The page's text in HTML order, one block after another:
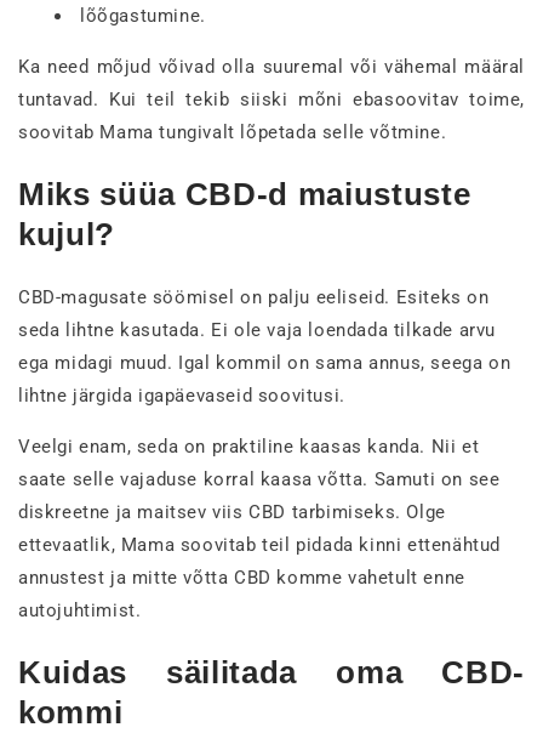
lõõgastumine.
Ka need mõjud võivad olla suuremal või vähemal määral
tuntavad. Kui teil tekib siiski mõni ebasoovitav toime,
soovitab Mama tungivalt lõpetada selle võtmine.
Miks süüa CBD-d maiustuste
kujul?
CBD-magusate söömisel on palju eeliseid. Esiteks on
seda lihtne kasutada. Ei ole vaja loendada tilkade arvu
ega midagi muud. Igal kommil on sama annus, seega on
lihtne järgida igapäevaseid soovitusi.
Veelgi enam, seda on praktiline kaasas kanda. Nii et
saate selle vajaduse korral kaasa võtta. Samuti on see
diskreetne ja maitsev viis CBD tarbimiseks. Olge
ettevaatlik, Mama soovitab teil pidada kinni ettenähtud
annustest ja mitte võtta CBD komme vahetult enne
autojuhtimist.
Kuidas säilitada oma CBD-
kommi